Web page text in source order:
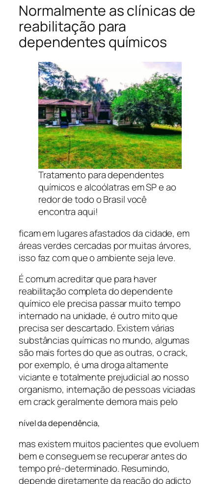
Normalmente as clínicas de
reabilitação para
dependentes químicos
Tratamento para dependentes
químicos e alcoólatras em SP e ao
redor de todo o Brasil você
encontra aqui!
ficam em lugares afastados da cidade, em
áreas verdes cercadas por muitas árvores,
isso faz com que o ambiente seja leve.
É comum acreditar que para haver
reabilitação completa do dependente
químico ele precisa passar muito tempo
internado na unidade, é outro mito que
precisa ser descartado. Existem várias
substâncias químicas no mundo, algumas
são mais fortes do que as outras, o crack,
por exemplo, é uma droga altamente
viciante e totalmente prejudicial ao nosso
organismo, internação de pessoas viciadas
em crack geralmente demora mais pelo
nível da dependência,
mas existem muitos pacientes que evoluem
bem e conseguem se recuperar antes do
tempo pré-determinado. Resumindo,
depende diretamente da reação do adicto